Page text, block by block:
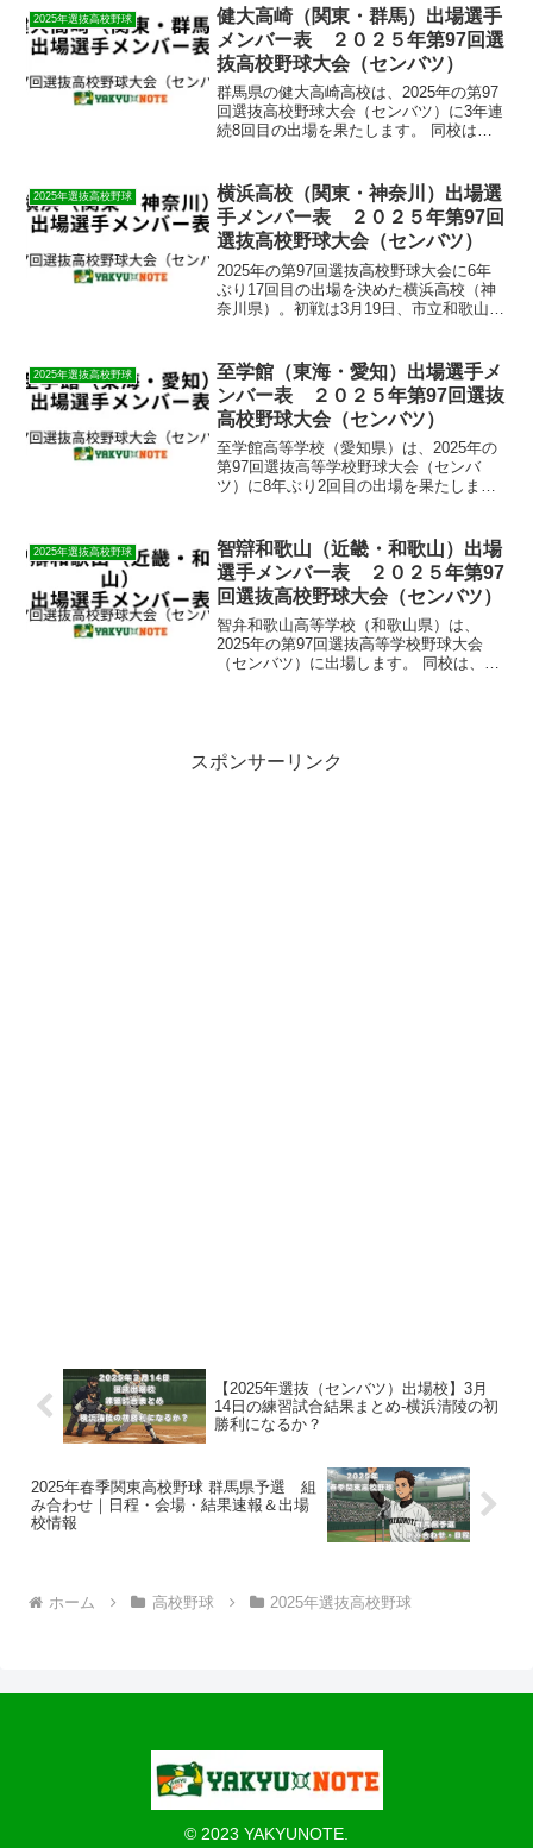
校、9校が勝利！至学館・滋賀学園が大勝
3月1日（土）に行...
2025年選抜高校野球
健大高崎（関東・群馬）出場選手
メンバー表 ２０２５年第97回選
抜高校野球大会（センバツ）
​群馬県の健大高崎高校は、2025年の第97
回選抜高校野球大会（センバツ）に3年連
続8回目の出場を果たします。 ​同校は
す。 ​昨秋の関東大会では、霞ケ浦（茨城
2...
2025年選抜高校野球
横浜高校（関東・神奈川）出場選
手メンバー表 ２０２５年第97回
選抜高校野球大会（センバツ）
2025年の第97回選抜高校野球大会に6年
ぶり17回目の出場を決めた横浜高校（神
奈川県）。初戦は3月19日、市立和歌山高
す。強力な打撃陣と安定した投手力で、
甲子園の舞台...
2025年選抜高校野球
至学館（東海・愛知）出場選手メ
ンバー表 ２０２５年第97回選抜
高校野球大会（センバツ）
至学館高等学校（愛知県）は、2025年の
第97回選抜高等学校野球大会（センバ
ツ）に8年ぶり2回目の出場を果たしま
なりました。 初戦は大会第4日目（3月21
日）の第1試...
2025年選抜高校野球
智辯和歌山（近畿・和歌山）出場
選手メンバー表 ２０２５年第97
回選抜高校野球大会（センバツ）
​智弁和歌山高等学校（和歌山県）は、
2025年の第97回選抜高等学校野球大会
（センバツ）に出場します。 ​同校は、昨
スポンサーリンク
【2025年選抜（センバツ）出場校】3月
14日の練習試合結果まとめ-横浜清陵の初
勝利になるか？
2025年春季関東高校野球 群馬県予選 組
み合わせ｜日程・会場・結果速報＆出場
校情報
ホーム 高校野球 2025年選抜高校野球
© 2023 YAKYUNOTE.